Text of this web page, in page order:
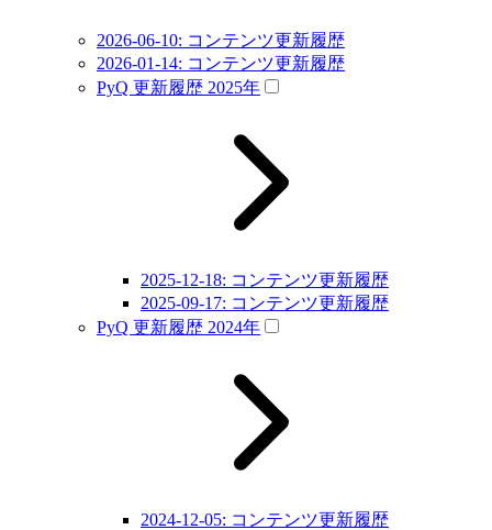
2026-06-10: コンテンツ更新履歴
2026-01-14: コンテンツ更新履歴
PyQ 更新履歴 2025年
2025-12-18: コンテンツ更新履歴
2025-09-17: コンテンツ更新履歴
PyQ 更新履歴 2024年
2024-12-05: コンテンツ更新履歴